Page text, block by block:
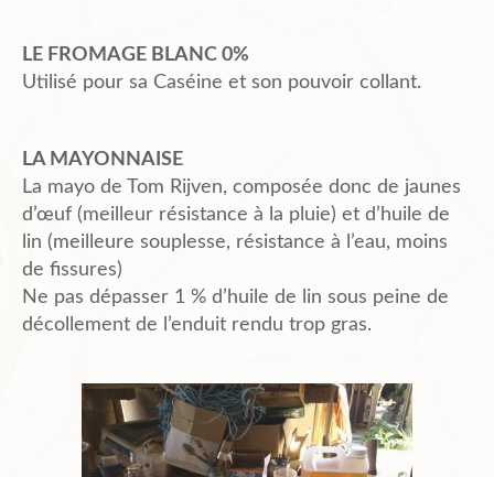
LE FROMAGE BLANC 0%
Utilisé pour sa Caséine et son pouvoir collant.
LA MAYONNAISE
La mayo de Tom Rijven, composée donc de jaunes
d’œuf (meilleur résistance à la pluie) et d’huile de
lin (meilleure souplesse, résistance à l’eau, moins
de fissures)
Ne pas dépasser 1 % d’huile de lin sous peine de
décollement de l’enduit rendu trop gras.